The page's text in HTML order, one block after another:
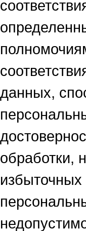
данных,
обработки,